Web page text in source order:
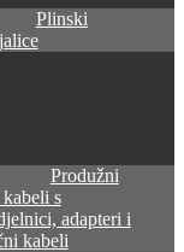
Plinski
Produžni
s
adapteri i
kabeli